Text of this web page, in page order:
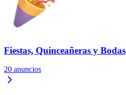
Fiestas, Quinceañeras y Bodas
20 anuncios